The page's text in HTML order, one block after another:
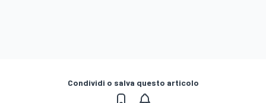
Condividi o salva questo articolo